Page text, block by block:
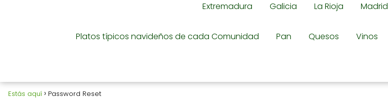
Extremadura Galicia La Rioja Madrid
Platos típicos navideños de cada Comunidad Pan Quesos Vinos
Estás aquí Password Reset